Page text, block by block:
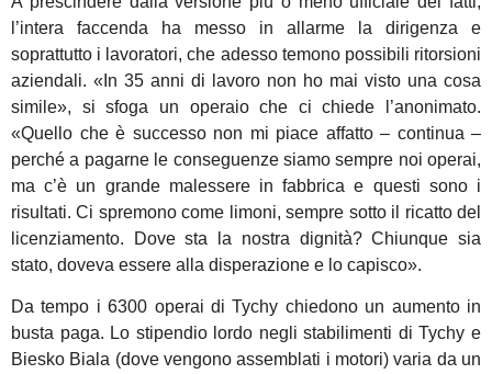
l’intera faccenda ha messo in allarme la dirigenza e
soprattutto i lavoratori, che adesso temono possibili ritorsioni
aziendali. «In 35 anni di lavoro non ho mai visto una cosa
simile», si sfoga un operaio che ci chiede l’anonimato.
«Quello che è successo non mi piace affatto – continua –
perché a pagarne le conseguenze siamo sempre noi operai,
ma c’è un grande malessere in fabbrica e questi sono i
risultati. Ci spremono come limoni, sempre sotto il ricatto del
licenziamento. Dove sta la nostra dignità? Chiunque sia
stato, doveva essere alla disperazione e lo capisco».
Da tempo i 6300 operai di Tychy chiedono un aumento in
busta paga. Lo stipendio lordo negli stabilimenti di Tychy e
Biesko Biala (dove vengono assemblati i motori) varia da un